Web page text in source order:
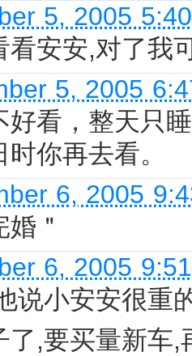
5, 2005
看安安,对了我
5, 2005
好看，整天只
你再去看。
6, 2005
＂
6, 2005
说小安安很重
了,要买量新车,